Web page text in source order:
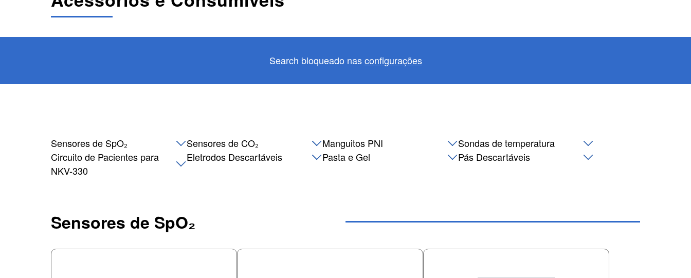
Search bloqueado nasconfigurações
Sensores de SpO₂ Sensores de CO₂ Manguitos PNI
Sondas de temperatura
Circuito de Pacientes para
NKV-330
Eletrodos Descartáveis Pasta e Gel Pás Descartáveis
Sensores de SpO₂